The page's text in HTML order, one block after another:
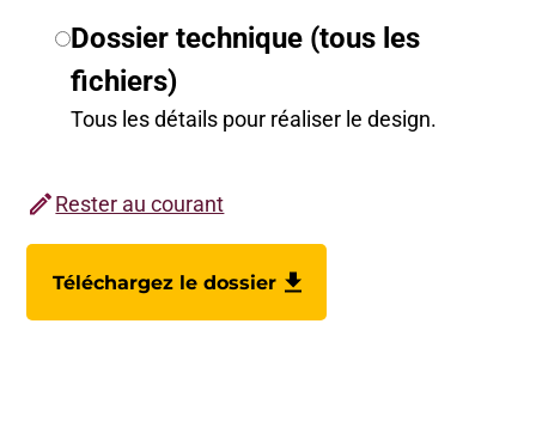
Dossier technique (tous les
fichiers)
Tous les détails pour réaliser le design.
Rester au courant
Téléchargez le dossier